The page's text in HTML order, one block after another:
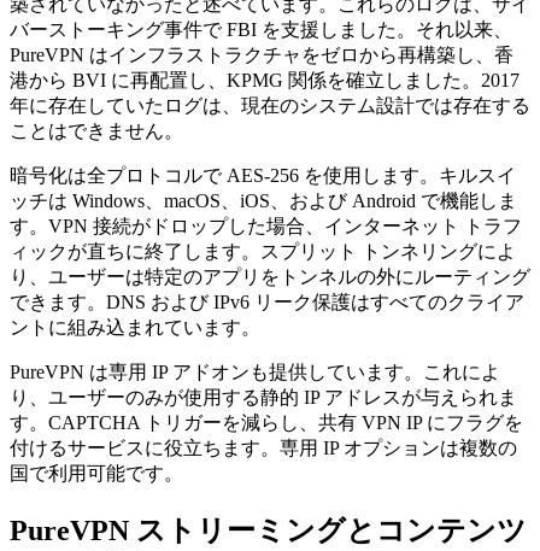
バーストーキング事件で FBI を支援しました。それ以来、
PureVPN はインフラストラクチャをゼロから再構築し、香
港から BVI に再配置し、KPMG 関係を確立しました。2017
年に存在していたログは、現在のシステム設計では存在する
ことはできません。
暗号化は全プロトコルで AES-256 を使用します。キルスイ
ッチは Windows、macOS、iOS、および Android で機能しま
す。VPN 接続がドロップした場合、インターネット トラフ
ィックが直ちに終了します。スプリット トンネリングによ
り、ユーザーは特定のアプリをトンネルの外にルーティング
できます。DNS および IPv6 リーク保護はすべてのクライア
ントに組み込まれています。
PureVPN は専用 IP アドオンも提供しています。これによ
り、ユーザーのみが使用する静的 IP アドレスが与えられま
す。CAPTCHA トリガーを減らし、共有 VPN IP にフラグを
付けるサービスに役立ちます。専用 IP オプションは複数の
国で利用可能です。
PureVPN ストリーミングとコンテンツ